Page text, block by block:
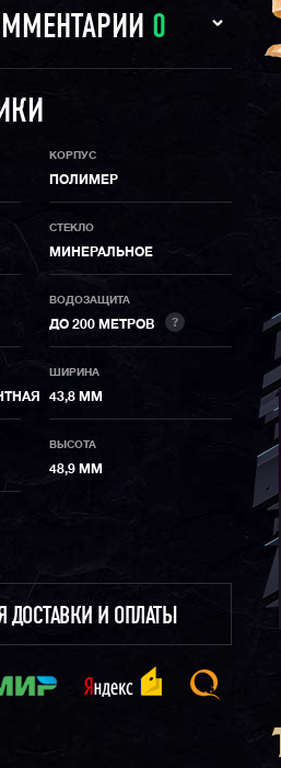
0
КОРПУС
ПОЛИМЕР
СТЕКЛО
МИНЕРАЛЬНОЕ
ВОДОЗАЩИТА
ДО 200 МЕТРОВ ?
ШИРИНА
43,8 ММ
ВЫСОТА
48,9 ММ
ДОСТАВКИ И ОПЛАТЫ